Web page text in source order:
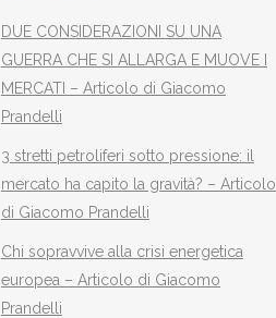
DUE CONSIDERAZIONI SU UNA
GUERRA CHE SI ALLARGA E MUOVE I
MERCATI – Articolo di Giacomo
Prandelli
3 stretti petroliferi sotto pressione: il
mercato ha capito la gravità? – Articolo
di Giacomo Prandelli
Chi sopravvive alla crisi energetica
europea – Articolo di Giacomo
Prandelli